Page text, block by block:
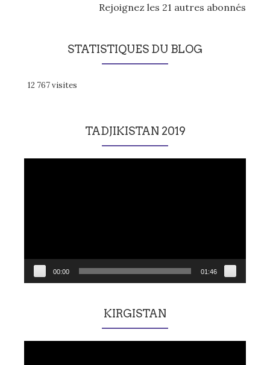
Rejoignez les 21 autres abonnés
STATISTIQUES DU BLOG
12 767 visites
TADJIKISTAN 2019
00:00 01:46
KIRGISTAN